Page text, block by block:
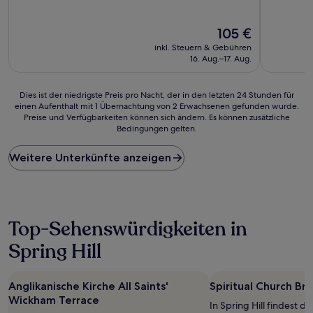
Der
Preis
beträgt
105 €
inkl. Steuern & Gebühren
16. Aug.–17. Aug.
Dies
ist
Preis
pro
Nacht,
letzten
24 Stunden
für
einen
mit
1 Übernachtung
Dies ist der niedrigste Preis pro Nacht, der in den letzten 24 Stunden für
einen Aufenthalt mit 1 Übernachtung von 2 Erwachsenen gefunden wurde.
Preise und Verfügbarkeiten können sich ändern. Es können zusätzliche
Bedingungen gelten.
Weitere Unterkünfte anzeigen
Top-Sehenswürdigkeiten in
Spring Hill
Anglikanische Kirche All Saints'
Wickham Terrace
Spiritual Church
In Spring Hill findest